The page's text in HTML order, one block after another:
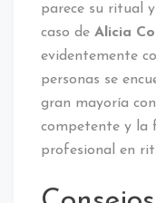
parece su ritual
caso de Alicia
evidentemente
personas se
gran mayoría
competente y la
profesional en